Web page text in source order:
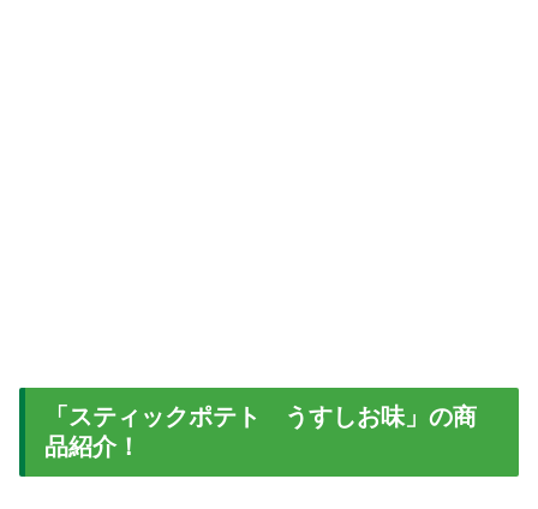
「スティックポテト うすしお味」の商
品紹介！